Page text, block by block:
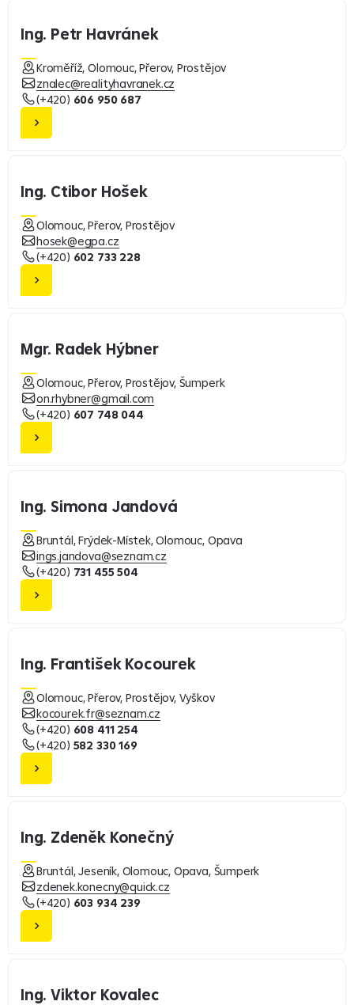
Ing. Petr Havránek
Kroměříž, Olomouc, Přerov, Prostějov
znalec@realityhavranek.cz
(+420) 606 950 687
Ing. Ctibor Hošek
Olomouc, Přerov, Prostějov
hosek@egpa.cz
(+420) 602 733 228
Mgr. Radek Hýbner
Olomouc, Přerov, Prostějov, Šumperk
on.rhybner@gmail.com
(+420) 607 748 044
Ing. Simona Jandová
Bruntál, Frýdek-Místek, Olomouc, Opava
ings.jandova@seznam.cz
(+420) 731 455 504
Ing. František Kocourek
Olomouc, Přerov, Prostějov, Vyškov
kocourek.fr@seznam.cz
(+420) 608 411 254
(+420) 582 330 169
Ing. Zdeněk Konečný
Bruntál, Jeseník, Olomouc, Opava, Šumperk
zdenek.konecny@quick.cz
(+420) 603 934 239
Ing. Viktor Kovalec